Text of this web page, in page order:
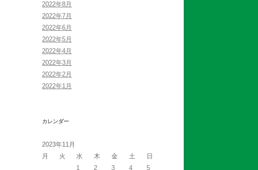
2022年8月
2022年7月
2022年6月
2022年5月
2022年4月
2022年3月
2022年2月
2022年1月
カレンダー
2023年11月
月
火 水 木 金 土
日
1
2 3 4
5